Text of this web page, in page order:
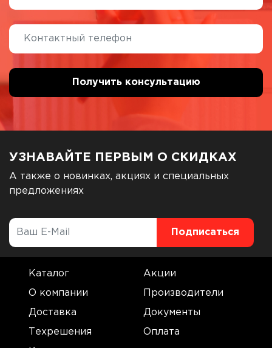
УЗНАВАЙТЕ ПЕРВЫМ О СКИДКАХ
А также о новинках, акциях и специальных
предложениях
Каталог Акции
О компании Производители
Доставка Документы
Техрешения Оплата